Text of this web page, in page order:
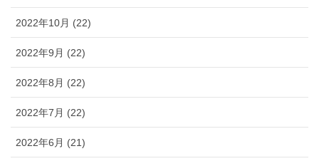
2022年10月 (22)
2022年9月 (22)
2022年8月 (22)
2022年7月 (22)
2022年6月 (21)